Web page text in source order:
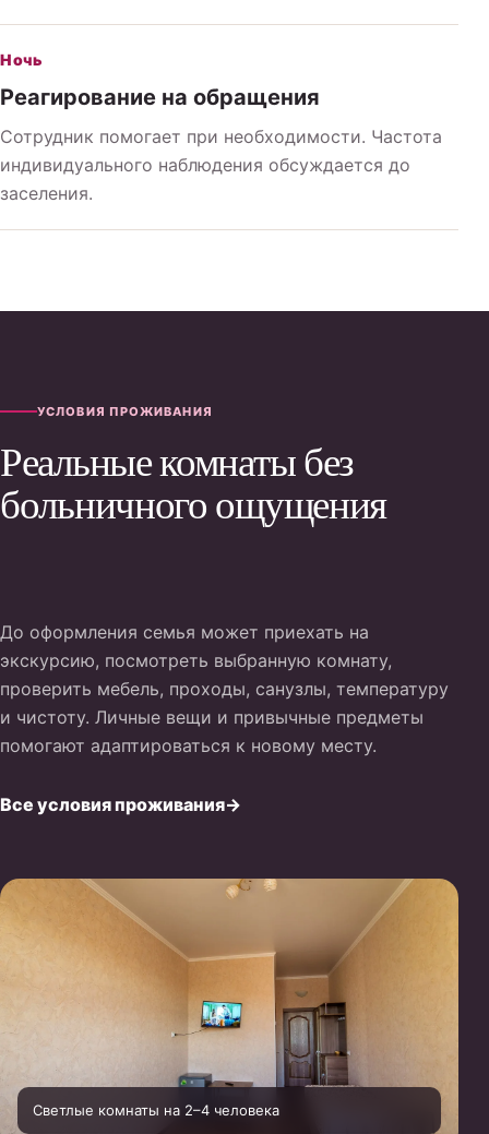
Ночь
Реагирование на обращения
Сотрудник помогает при необходимости. Частота
индивидуального наблюдения обсуждается до
заселения.
УСЛОВИЯ ПРОЖИВАНИЯ
Реальные комнаты без
больничного ощущения
До оформления семья может приехать на
экскурсию, посмотреть выбранную комнату,
проверить мебель, проходы, санузлы, температуру
и чистоту. Личные вещи и привычные предметы
помогают адаптироваться к новому месту.
Все условия проживания→
Светлые комнаты на 2–4 человека